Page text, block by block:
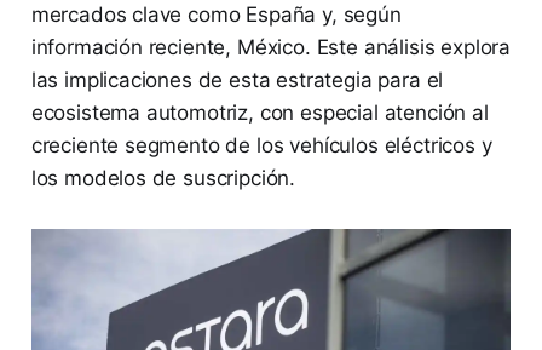
mercados clave como España y, según
información reciente, México. Este análisis explora
las implicaciones de esta estrategia para el
ecosistema automotriz, con especial atención al
creciente segmento de los vehículos eléctricos y
los modelos de suscripción.